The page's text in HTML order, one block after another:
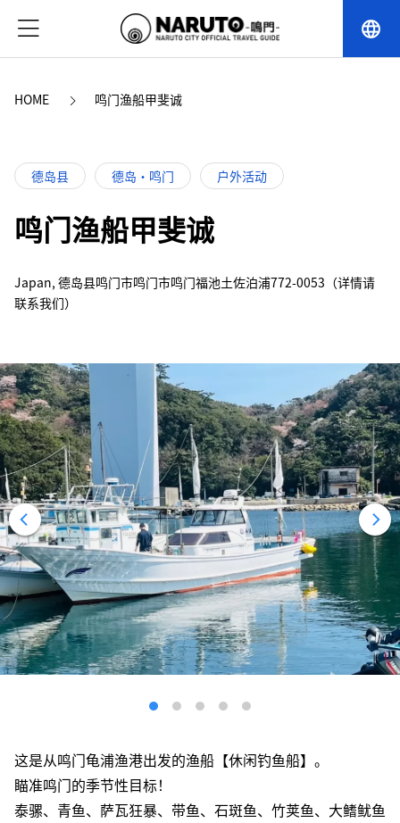
language
HOME 鸣门渔船甲斐诚
德岛县 德岛・鸣门 户外活动
鸣门渔船甲斐诚
Japan, 德岛县鸣门市鸣门市鸣门福池土佐泊浦772-0053（详情请
联系我们）
这是从鸣门龟浦渔港出发的渔船【休闲钓鱼船】。
瞄准鸣门的季节性目标！
泰骡、青鱼、萨瓦狂暴、带鱼、石斑鱼、竹荚鱼、大鳍鱿鱼